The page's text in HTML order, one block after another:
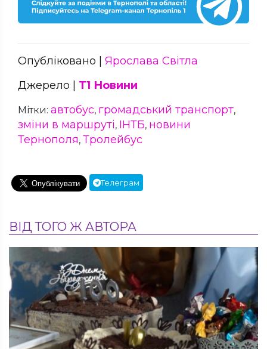
Опубліковано | Ярослава Світла
Джерело | Т1 Новини
Мітки: автобус, громадський транспорт,
зміни в маршруті, ІНТБ, новини
Тернополя, Тролейбус
Телеграм
ВІД ТОГО Ж АВТОРА